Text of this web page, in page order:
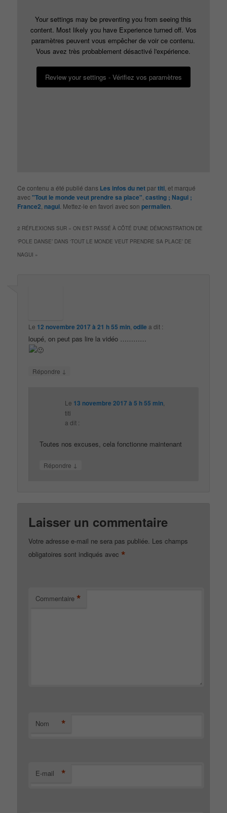
Your settings may be preventing you from seeing this
content. Most likely you have Experience turned off. Vos
paramètres peuvent vous empêcher de voir ce contenu.
Vous avez très probablement désactivé l'expérience.
Review your settings - Vérifiez vos paramètres
Ce contenu a été publié dans Les infos du net partiti , et marqué
avec"Tout le monde veut prendre sa place" ,casting ; Nagui ;
France2 nagui . Mettez-le en favori avec sonpermalien
2 RÉFLEXIONS SUR «ON EST PASSÉ À CÔTÉ D’UNE DÉMONSTRATION DE
‘POLE DANSE’ DANS ‘TOUT LE MONDE VEUT PRENDRE SA PLACE’ DE
NAGUI »
Le 12 novembre 2017 à 21 h 55 min ,odile a dit :
loupé, on peut pas lire la vidéo …………
Répondre ↓
Le 13 novembre 2017 à 5 h 55 min,
titi
a dit :
Toutes nos excuses, cela fonctionne maintenant
Répondre ↓
Laisser un commentaire
Votre adresse e-mail ne sera pas publiée. Les champs
obligatoires sont indiqués avec *
Commentaire *
Nom *
E-mail *